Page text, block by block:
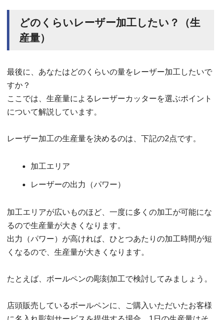
どのくらいレーザー加工したい？（生
産量）
最後に、あなたはどのくらいの量をレーザー加工したいで
すか？
ここでは、生産量によるレーザーカッターを選ぶポイント
について解説しています。
レーザー加工の生産量を決めるのは、下記の2点です。
加工エリア
レーザーの出力（パワー）
加工エリアが広いものほど、一度に多くの加工が可能にな
るので生産量が大きくなります。
出力（パワー）が高ければ、ひとつあたりの加工時間が短
くなるので、生産量が大きくなります。
たとえば、ボールペンの彫刻加工で検討してみましょう。
店頭販売しているボールペンに、ご購入いただいたお客様